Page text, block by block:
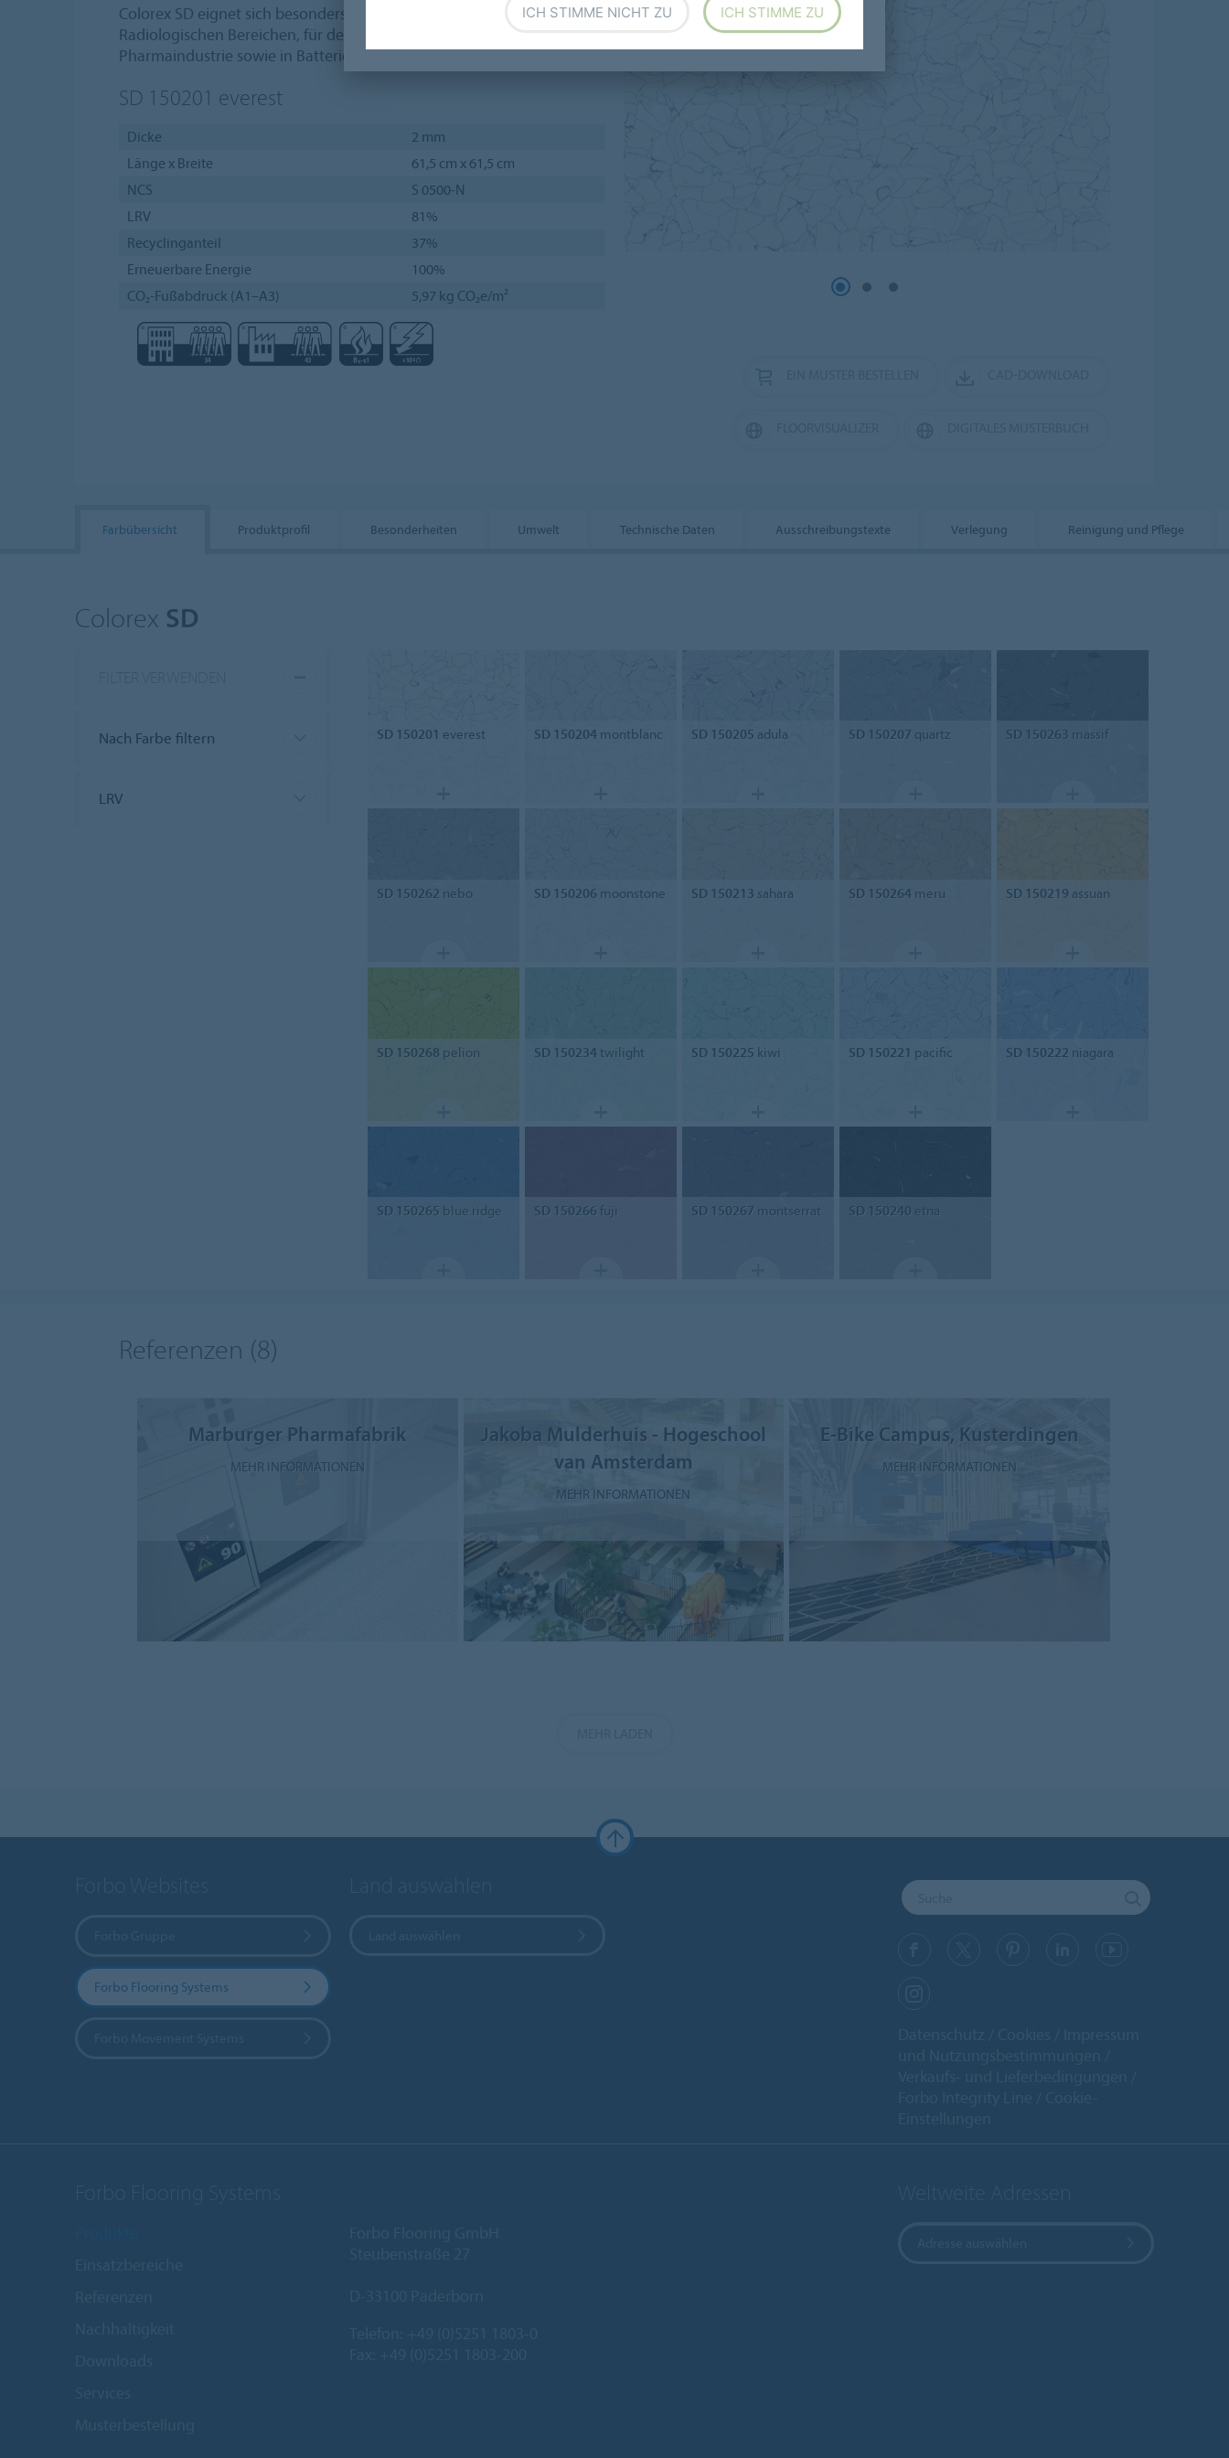
Colorex SD eignet sich besonders für den Neubau von Laboren,
Radiologischen Bereichen, für den Einsatz in der Elektro- und
Pharmaindustrie sowie in Batterieräumen.
SD 150201 everest
Dicke
2 mm
Länge x Breite
61,5 cm x 61,5 cm
NCS
S 0500-N
LRV
81%
Recyclinganteil
37%
Erneuerbare Energie
100%
CO₂-Fußabdruck (A1–A3)
5,97 kg CO₂e/m²
Farbübersicht Produktprofil Besonderheiten Umwelt Technische Daten Ausschreibungstexte Verlegung Reinigung und Pflege
Colorex SD
Nach Farbe filtern
LRV
SD 150201 everest SD 150204montblanc SD 150205 adula SD 150207 quartz SD 150263 massif
SD 150262 nebo SD 150206 moonstone SD 150213 sahara SD 150264meru SD 150219 assuan
SD 150268 pelion SD 150234twilight SD 150225 kiwi SD 150221 pacific SD 150222 niagara
SD 150265 blue ridge SD 150266 fuji SD 150267 montserrat SD 150240 etna
Referenzen (8)
Marburger Pharmafabrik
MEHR INFORMATIONEN
Jakoba Mulderhuis - Hogeschool
van Amsterdam
MEHR INFORMATIONEN
E-Bike Campus, Kusterdingen
MEHR INFORMATIONEN
Forbo Flooring Systems
ICH STIMME NICHT ZU ICH STIMME ZU